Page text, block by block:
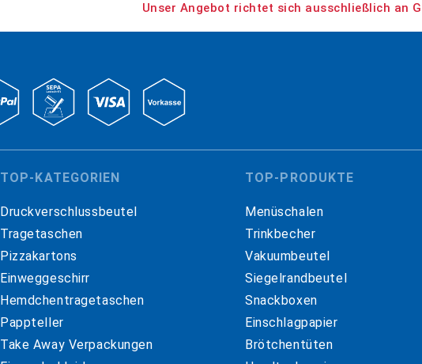
Unser Angebot richtet sich ausschließlich an
TOP-KATEGORIEN
Druckverschlussbeutel
Tragetaschen
Pizzakartons
Einweggeschirr
Hemdchentragetaschen
Pappteller
Take Away Verpackungen
TOP-PRODUKTE
Menüschalen
Trinkbecher
Vakuumbeutel
Siegelrandbeutel
Snackboxen
Einschlagpapier
Brötchentüten